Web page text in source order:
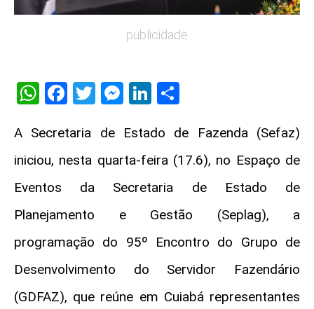
publicidade
WhatsApp
Facebook
Twitter
Messenger
LinkedIn
A Secretaria de Estado de Fazenda (Sefaz)
iniciou, nesta quarta-feira (17.6), no Espaço de
Eventos da Secretaria de Estado de
Planejamento e Gestão (Seplag), a
programação do 95º Encontro do Grupo de
Desenvolvimento do Servidor Fazendário
(GDFAZ), que reúne em Cuiabá representantes